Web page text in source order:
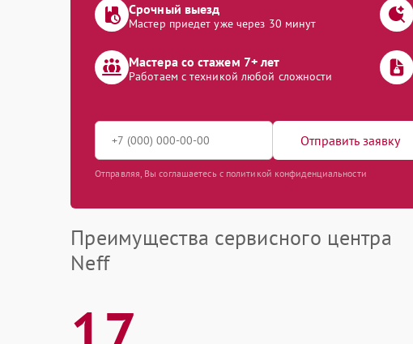
Срочный выезд
Мастер приедет уже через 30 минут
Мастера со стажем 7+ лет
Работаем с техникой любой сложности
Отправить заявку
Отправляя, Вы соглашаетесь с политикой конфиденциальности
Преимущества сервисного центра
Neff